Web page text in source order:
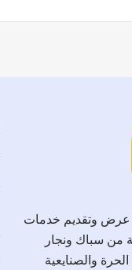
وتقديم خدمات
من سباك ونجار
والصنايعية